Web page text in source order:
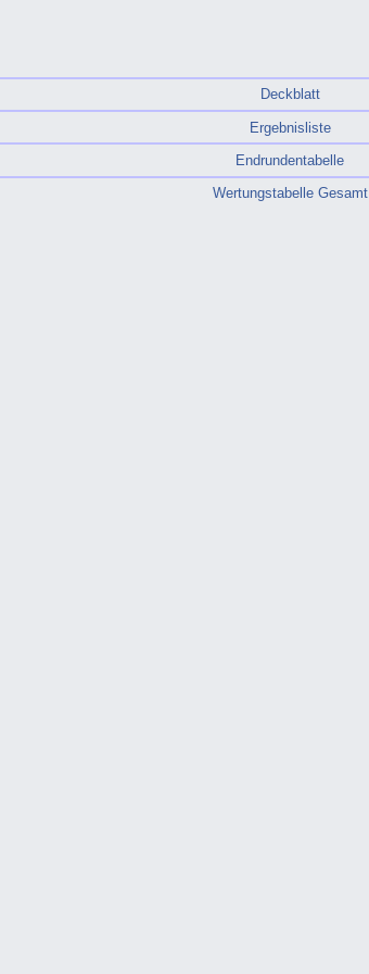
Deckblatt
Ergebnisliste
Endrundentabelle
Wertungstabelle Gesamt